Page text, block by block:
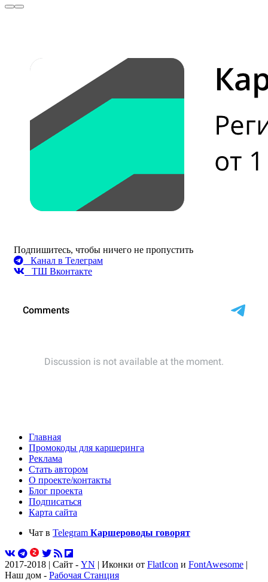
Подпишитесь, чтобы ничего не пропустить
Канал в Телеграм
ТШ Вконтакте
Главная
Промокоды для каршеринга
Реклама
Стать автором
О проекте/контакты
Блог проекта
Подписаться
Карта сайта
Чат в Telegram Каршероводы говорят
2017-2018 | Сайт - YN | Иконки от FlatIcon и FontAwesome |
Наш дом - Рабочая Станция